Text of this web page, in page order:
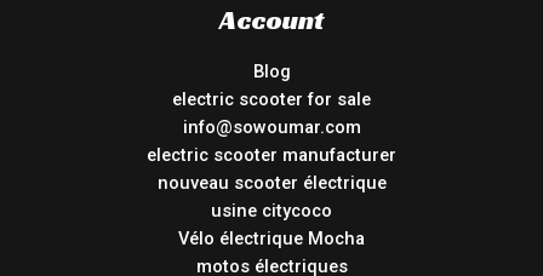
Account
Blog
electric scooter for sale
info@sowoumar.com
electric scooter manufacturer
nouveau scooter électrique
usine citycoco
Vélo électrique Mocha
motos électriques